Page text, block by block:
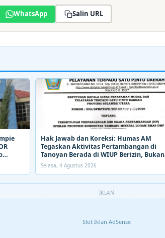
WhatsApp Salin URL
Hak Jawab dan Koreksi: Humas AM
Tegaskan Aktivitas Pertambangan di
Tanoyan Berada di WIUP Berizin, Bukan
PETI
Selasa, 4 Agustus 2026
IKLAN
Slot Iklan AdSense